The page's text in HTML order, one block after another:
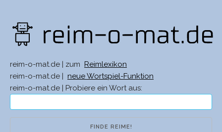
reim-o-mat.de | zum
Reimlexikon
reim-o-mat.de |
neue Wortspiel-Funktion
reim-o-mat.de | Probiere ein Wort aus: